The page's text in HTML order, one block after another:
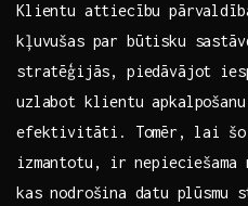
Klientu attiecību
kļuvušas​ par būtisku
stratēģijās, piedāvājot
uzlabot klientu‍
efektivitāti. Tomēr,⁢ lai šo
izmantotu,⁣ ir⁤ nepieciešama
kas nodrošina⁣ datu ⁣plūsmu